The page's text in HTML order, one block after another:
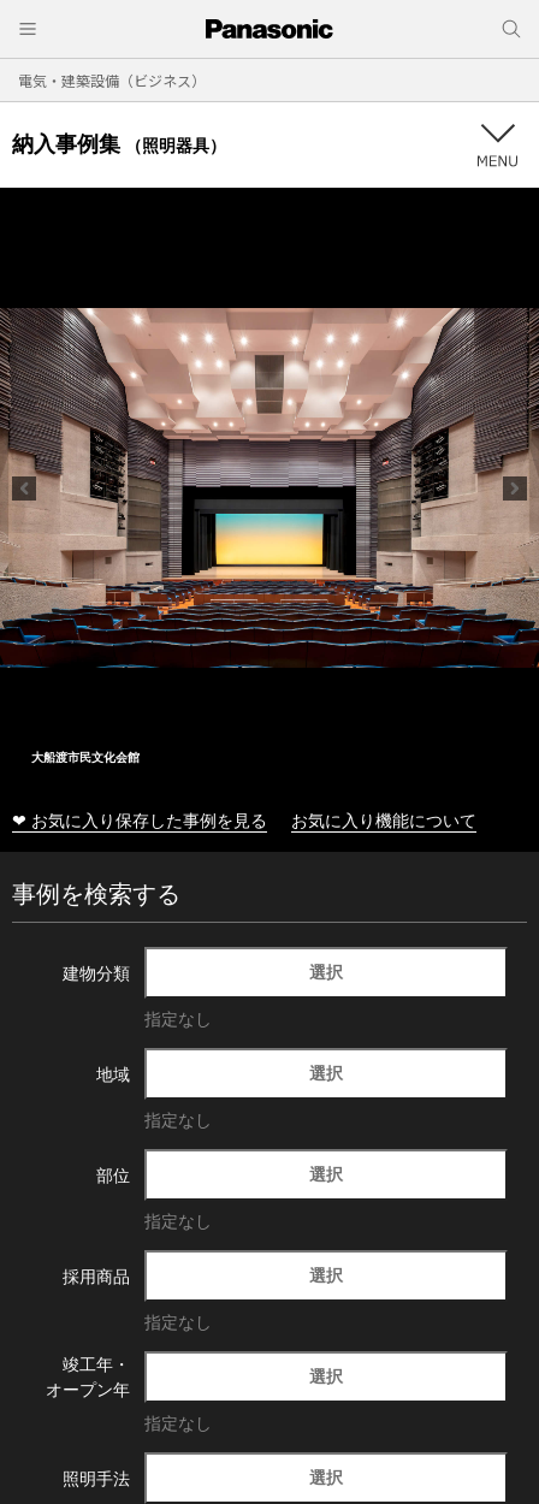
電気・建築設備（ビジネス）
納入事例集 （照明器具）
大船渡市民文化会館
❤ お気に入り保存した事例を見る お気に入り機能について
事例を検索する
建物分類 選択
指定なし
地域 選択
指定なし
部位 選択
指定なし
採用商品 選択
指定なし
竣工年・
オープン年
選択
指定なし
照明手法 選択